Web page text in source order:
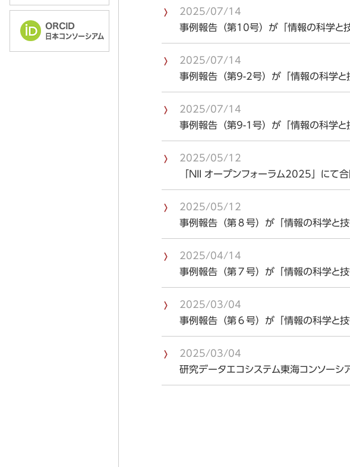
2023年
2021年
ソフトウェアライセンス部会
ICT利活用調査部会
教育技術開発部会
研究データマネジメント部会
ユーザーコミュニケーション部会
情報セキュリティマネジメント研究部会
情報環境部会
2025/07/14
事例報告（第10号）が「情報の科学
2025/07/14
事例報告（第9-2号）が「情報の科学
2025/07/14
事例報告（第9-1号）が「情報の科学
2025/05/12
「NII オープンフォーラム2025」にて合
2025/05/12
事例報告（第８号）が「情報の科学と
2025/04/14
事例報告（第７号）が「情報の科学と
2025/03/04
事例報告（第６号）が「情報の科学と
2025/03/04
研究データエコシステム東海コンソーシ